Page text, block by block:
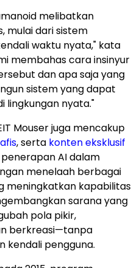
melibatkan
mulai dari sistem
waktu nyata," kata
membahas cara insinyur
dan apa saja yang
sistem yang dapat
lingkungan nyata."
Mouser juga mencakup
, serta konten eksklusif
AI dalam
menelaah berbagai
meningkatkan kapabilitas
sarana yang
pola pikir,
berkreasi—tanpa
kendali pengguna.